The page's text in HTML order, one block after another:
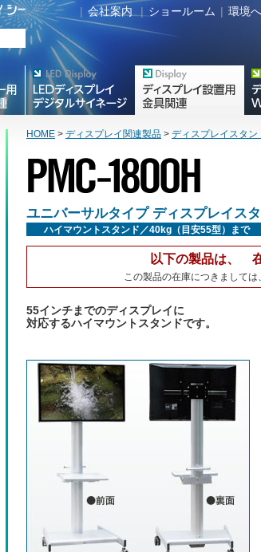
| 会社案内 | ショールーム | 環境
HOME > ディスプレイ関連製品 > ディスプレイスタン
ユニバーサルタイプ ディスプレイス
ハイマウントスタンド／40kg（目安55型）まで
以下の製品は、
この製品の在庫につきまして
55インチまでのディスプレイに
対応するハイマウントスタンドです。